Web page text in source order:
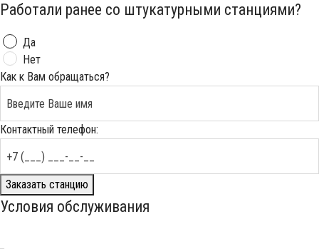
Работали ранее со штукатурными станциями?
Да
Нет
Как к Вам обращаться?
Контактный телефон:
Заказать станцию
Условия обслуживания